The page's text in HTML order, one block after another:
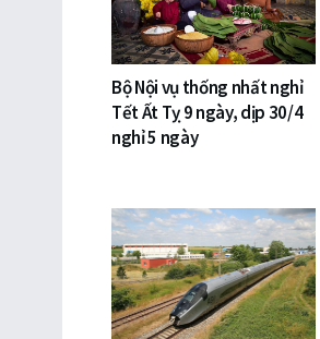
Bộ Nội vụ thống nhất nghỉ
Tết Ất Tỵ 9 ngày, dịp 30/4
nghỉ 5 ngày